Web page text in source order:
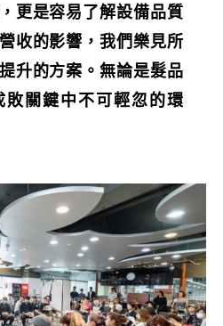
更是容易了解設備品質
收的影響，我們樂見所
升的方案。無論是髮品
關鍵中不可輕忽的環